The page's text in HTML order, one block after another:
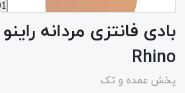
Rhino
پخش عمده و تک